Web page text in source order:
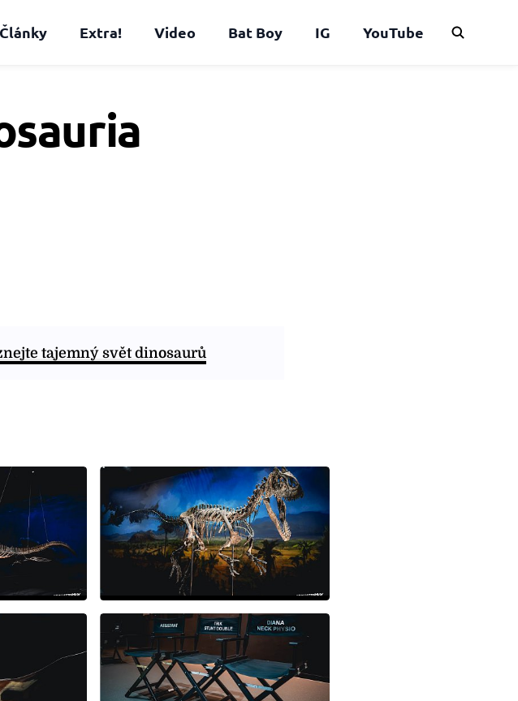
Články Extra! Video Bat Boy IG YouTube
tajemný svět dinosaurů